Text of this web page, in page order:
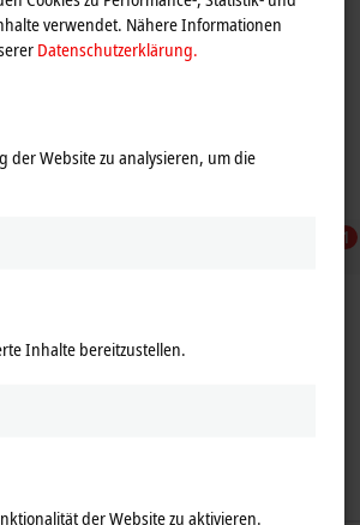
1
verwendet. Nähere Informationen
Datenschutzerklärung.
der Website zu analysieren, um die
Inhalte bereitzustellen.
der Website zu aktivieren.